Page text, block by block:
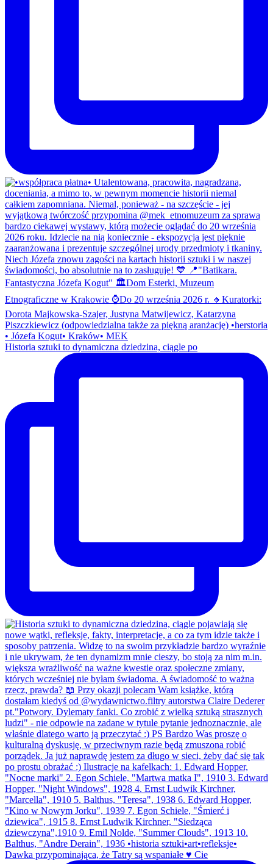
Historia sztuki to dynamiczna dziedzina, ciągle po
Dawka przypominająca, że Tatry są wspaniałe ♥️ Cie